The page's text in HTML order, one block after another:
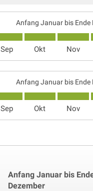
Anfang Januar bis Ende
Sep Okt Nov
Anfang Januar bis Ende
Sep Okt Nov
Anfang Januar bis
Dezember